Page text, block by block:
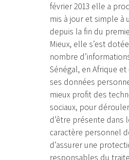
février 2013 elle a
mis à jour et simple
depuis la fin du
Mieux, elle s’est
nombre
Sénégal, en Afrique
ses données
mieux profit des
sociaux, pour
d’être présente dans
caractère personnel
d’assurer une
responsables du